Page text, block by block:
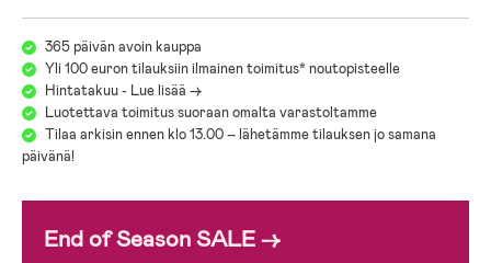
365 päivän avoin kauppa
Yli 100 euron tilauksiin ilmainen toimitus* noutopisteelle
Hintatakuu - Lue lisää ->
Luotettava toimitus suoraan omalta varastoltamme
Tilaa arkisin ennen klo 13.00 – lähetämme tilauksen jo samana
päivänä!
End of Season SALE →